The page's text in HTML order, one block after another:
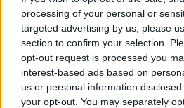
processing of your personal or
targeted advertising by us, please
section to confirm your selection.
opt-out request is processed you
interest-based ads based on
us or personal information
your opt-out. You may separately
Privacy
Serviceapply.